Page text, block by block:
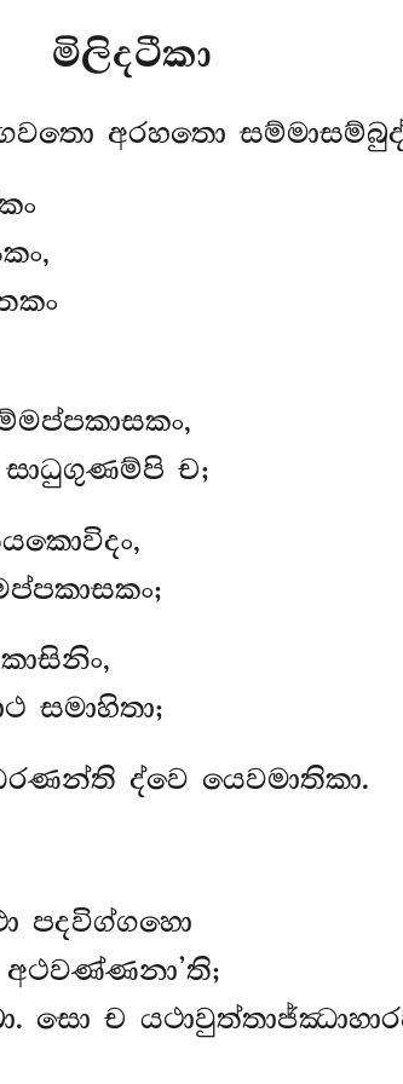
මිලිදටීකා
අරහතො
ච;
සමාහිතා;
ද්වෙ යෙවමාතිකා.
පදවිග්ගහො
අථවණ්ණනා’ති;
සො ච